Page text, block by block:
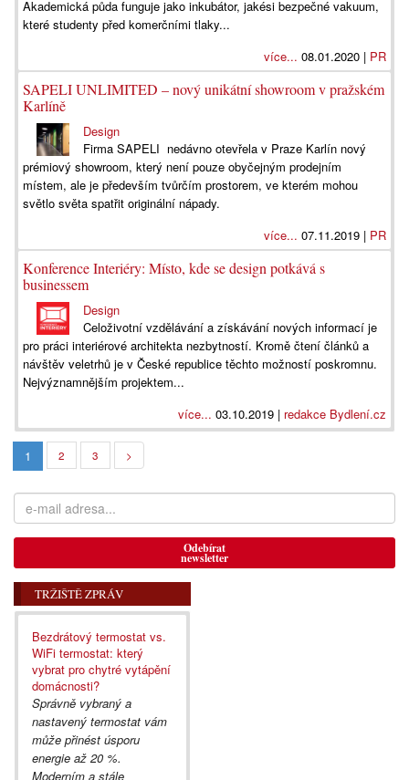
Akademická půda funguje jako inkubátor, jakési bezpečné vakuum,
které studenty před komerčními tlaky...
více... 08.01.2020 | PR
SAPELI UNLIMITED – nový unikátní showroom v pražském
Karlíně
Design
Firma SAPELI nedávno otevřela v Praze Karlín nový
prémiový showroom, který není pouze obyčejným prodejním
místem, ale je především tvůrčím prostorem, ve kterém mohou
světlo světa spatřit originální nápady.
více... 07.11.2019 | PR
Konference Interiéry: Místo, kde se design potkává s
businessem
Design
Celoživotní vzdělávání a získávání nových informací je
pro práci interiérové architekta nezbytností. Kromě čtení článků a
návštěv veletrhů je v České republice těchto možností poskromnu.
Nejvýznamnějším projektem...
více... 03.10.2019 | redakce Bydlení.cz
1 2 3 >
Odebírat
newsletter
TRŽIŠTĚ ZPRÁV
Bezdrátový termostat vs.
WiFi termostat: který
vybrat pro chytré vytápění
domácnosti?
Správně vybraný a
nastavený termostat vám
může přinést úsporu
energie až 20 %.
Moderním a stále